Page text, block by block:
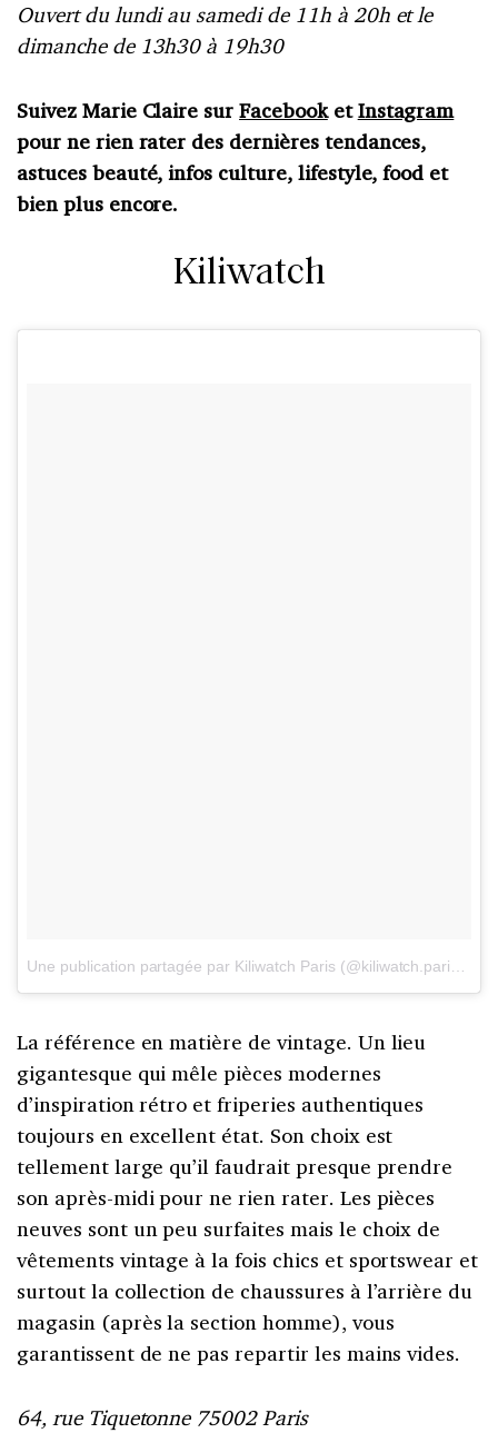
Ouvert du lundi au samedi de 11h à 20h et le
dimanche de 13h30 à 19h30
Suivez Marie Claire surFacebooketInstagram
pour ne rien rater des dernières tendances,
astuces beauté, infos culture, lifestyle, food et
bien plus encore.
Kiliwatch
Une publication partagée par Kiliwatch Paris (@kiliwatch.paris)
La référence en matière de vintage. Un lieu
gigantesque qui mêle pièces modernes
d’inspiration rétro et friperies authentiques
toujours en excellent état. Son choix est
tellement large qu’il faudrait presque prendre
son après-midi pour ne rien rater. Les pièces
neuves sont un peu surfaites mais le choix de
vêtements vintage à la fois chics et sportswear et
surtout la collection de chaussures à l’arrière du
magasin (après la section homme), vous
garantissent de ne pas repartir les mains vides.
64, rue Tiquetonne 75002 Paris